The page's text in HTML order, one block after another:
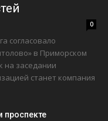
0
согласовало
в Приморском
на заседании
станет компания
проспекте